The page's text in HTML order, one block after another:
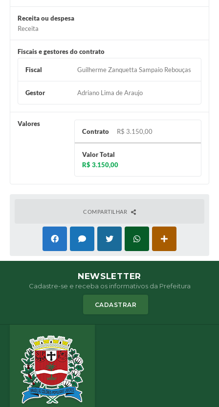
Receita ou despesa
Receita
Fiscais e gestores do contrato
Fiscal Guilherme Zanquetta Sampaio Rebouças
Gestor Adriano Lima de Araujo
Valores
Contrato
R$ 3.150,00
Valor Total
R$ 3.150,00
COMPARTILHAR
NEWSLETTER
Cadastre-se e receba os informativos da Prefeitura
CADASTRAR